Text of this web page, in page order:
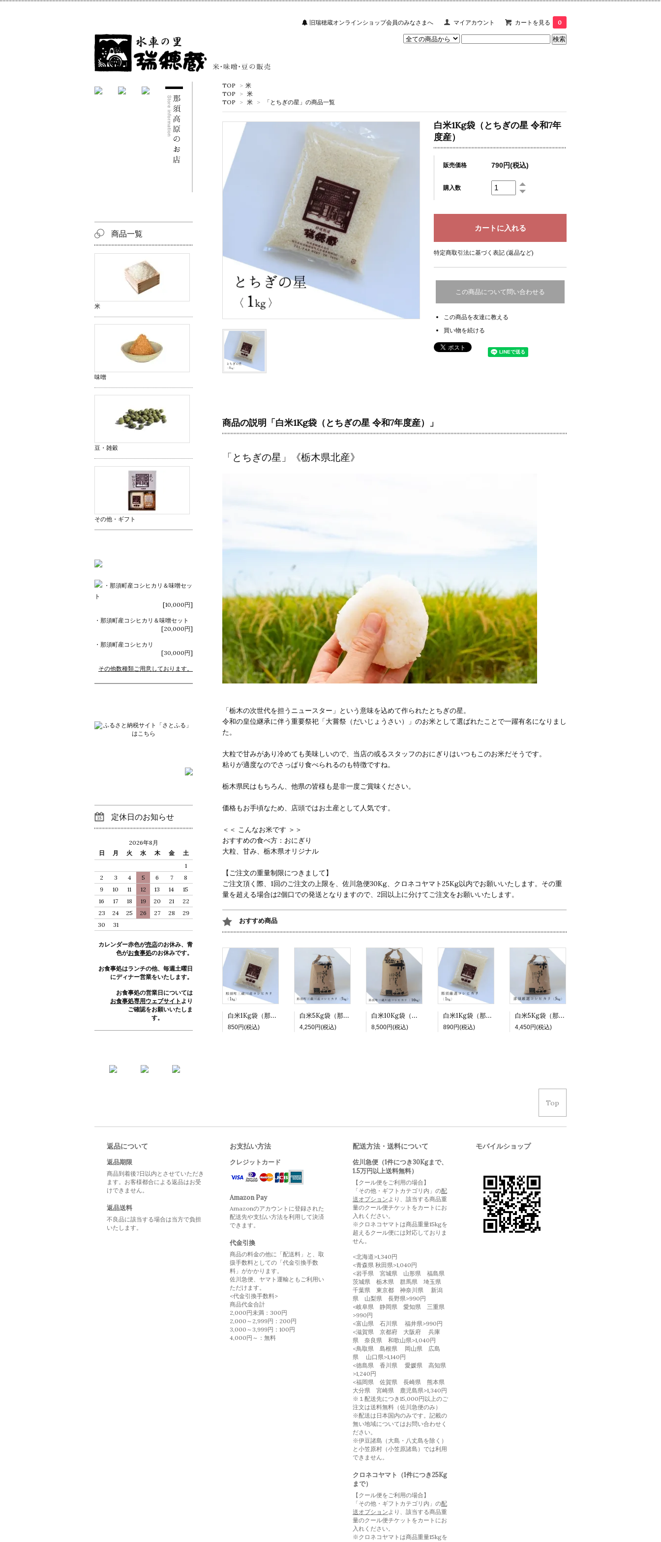
旧瑞穂蔵オンラインショップ会員のみなさまへ マイアカウント カートを見る 0
TOP > 米
TOP
> 米
TOP
> 米 > 「とちぎの星」の商品一覧
白米1Kg袋（とちぎの星 令和7年
度産）
販売価格 790円(税込)
購入数
特定商取引法に基づく表記 (返品など)
この商品について問い合わせる
この商品を友達に教える
買い物を続ける
商品の説明「白米1Kg袋（とちぎの星 令和7年度産）」
「とちぎの星」《栃木県北産》
「栃木の次世代を担うニュースター」という意味を込めて作られたとちぎの星。
令和の皇位継承に伴う重要祭祀「大嘗祭（だいじょうさい）」のお米として選ばれたことで一躍有名になりまし
た。
大粒で甘みがあり冷めても美味しいので、当店の或るスタッフのおにぎりはいつもこのお米だそうです。
粘りが適度なのでさっぱり食べられるのも特徴ですね。
栃木県民はもちろん、他県の皆様も是非一度ご賞味ください。
価格もお手頃なため、店頭ではお土産として人気です。
＜＜ こんなお米です ＞＞
おすすめの食べ方：おにぎり
大粒、甘み、栃木県オリジナル
【ご注文の重量制限につきまして】
ご注文頂く際、1回のご注文の上限を、佐川急便30Kg、クロネコヤマト25Kg以内でお願いいたします。その重
量を超える場合は2個口での発送となりますので、2回以上に分けてご注文をお願いいたします。
おすすめ商品
白米1Kg袋（那須町三蔵川コシヒカリ 令和7年度産）
850円(税込)
白米5Kg袋（那須町三蔵川コシヒカリ 令和7年度産）
4,250円(税込)
白米10Kg袋（那須町三蔵川コシヒカリ 令和7年度産）
8,500円(税込)
白米1Kg袋（那須厳選コシヒカリ 令和7年度産）
890円(税込)
白米5Kg袋（那須厳選コシヒカリ 令和7年度産）
4,450円(税込)
商品一覧
米
味噌
豆・雑穀
その他・ギフト
・那須町産コシヒカリ＆味噌セッ
ト
[10,000円]
・那須町産コシヒカリ＆味噌セット
[20,000円]
・那須町産コシヒカリ
[30,000円]
その他数種類ご用意しております。
定休日のお知らせ
2026年8月
日
月 火 水 木 金
土
1
2
3 4 5 6 7
8
9
10 11 12 13 14
15
16
17 18 19 20 21
22
23
24 25 26 27 28
29
30
31
カレンダー赤色が売店のお休み、青
色がお食事処のお休みです。
お食事処はランチの他、毎週土曜日
にディナー営業をいたします。
お食事処の営業日については
お食事処専用ウェブサイト より
ご確認をお願いいたしま
す。
Top
返品について
返品期限
商品到着後7日以内とさせていただき
ます。お客様都合による返品はお受
けできません。
返品送料
不良品に該当する場合は当方で負担
いたします。
お支払い方法
クレジットカード
Amazon Pay
Amazonのアカウントに登録された
配送先や支払い方法を利用して決済
できます。
代金引換
商品の料金の他に「配送料」と、取
扱手数料としての「代金引換手数
料」がかかります。
佐川急便、ヤマト運輸ともご利用い
ただけます。
<代金引換手数料>
商品代金合計
2,000円未満：300円
2,000～2,999円：200円
3,000～3,999円：100円
4,000円～：無料
配送方法・送料について
佐川急便（1件につき30Kgまで、
1.5万円以上送料無料）
【クール便をご利用の場合】
「その他・ギフトカテゴリ内」の配
送オプション より、該当する商品重
量のクール便チケットをカートにお
入れください。
※クロネコヤマトは商品重量15kgを
超えるクール便には対応しておりま
せん。
<北海道>1,340円
<青森県 秋田県>1,040円
<岩手県 宮城県 山形県 福島県
茨城県 栃木県 群馬県 埼玉県
千葉県 東京都 神奈川県 新潟
県 山梨県 長野県>990円
<岐阜県 静岡県 愛知県 三重県
>990円
<富山県 石川県 福井県>990円
<滋賀県 京都府 大阪府 兵庫
県 奈良県 和歌山県>1,040円
<鳥取県 島根県 岡山県 広島
県 山口県>1,140円
<徳島県 香川県 愛媛県 高知県
>1,240円
<福岡県 佐賀県 長崎県 熊本県
大分県 宮崎県 鹿児島県>1,340円
※１配送先につき15,000円以上のご
注文は送料無料（佐川急便のみ）
※配送は日本国内のみです。記載の
無い地域についてはお問い合わせく
ださい。
※伊豆諸島（大島・八丈島を除く）
と小笠原村（小笠原諸島）では利用
できません。
クロネコヤマト（1件につき25Kg
まで）
【クール便をご利用の場合】
「その他・ギフトカテゴリ内」の配
送オプション より、該当する商品重
量のクール便チケットをカートにお
入れください。
※クロネコヤマトは商品重量15kgを
モバイルショップ